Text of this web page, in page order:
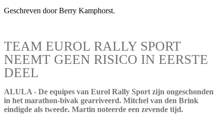
Geschreven door Berry Kamphorst.
TEAM EUROL RALLY SPORT
NEEMT GEEN RISICO IN EERSTE
DEEL
ALULA - De equipes van Eurol Rally Sport zijn ongeschonden
in het marathon-bivak gearriveerd. Mitchel van den Brink
eindigde als tweede. Martin noteerde een zevende tijd.